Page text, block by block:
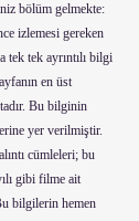
bölüm gelmekte:
izlemesi gereken
tek ayrıntılı bilgi
en üst
Bu bilginin
yer verilmiştir.
cümleleri; bu
gibi filme ait
bilgilerin hemen